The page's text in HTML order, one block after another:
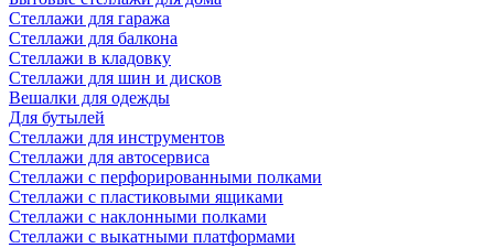
Стеллажи для гаража
Стеллажи для балкона
Стеллажи в кладовку
Стеллажи для шин и дисков
Вешалки для одежды
Для бутылей
Стеллажи для инструментов
Стеллажи для автосервиса
Стеллажи с перфорированными полками
Стеллажи с пластиковыми ящиками
Стеллажи с наклонными полками
Стеллажи с выкатными платформами